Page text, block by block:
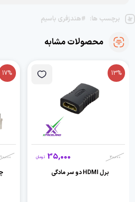
برچسب ها: #هندزفری باسیم
محصولات مشابه
13%
40,000
35,000 تومان
برل HDMI دو سر مادگی
17%